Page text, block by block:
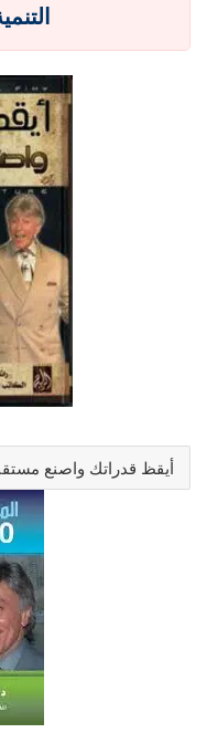
أيقظ قدراتك واصنع